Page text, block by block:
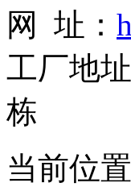
网 址：
工厂地
栋
当前位置